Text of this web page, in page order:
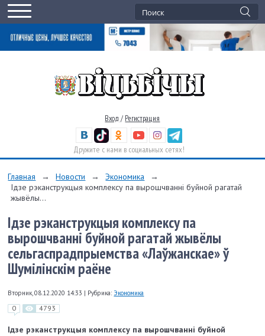
Вход / Регистрация
Дружите с нами в социальных сетях!
Главная → Новости → Экономика
→
Ідзе рэканструкцыя комплексу па вырошчванні буйной рагатай
жывёлы...
Ідзе рэканструкцыя комплексу па
вырошчванні буйной рагатай жывёлы
сельгаспрадпрыемства «Лаўжанскае» ў
Шумілінскім раёне
Вторник, 08.12.2020 14:33 | Рубрика: Экономика
0 4793
Ідзе рэканструкцыя комплексу па вырошчванні буйной